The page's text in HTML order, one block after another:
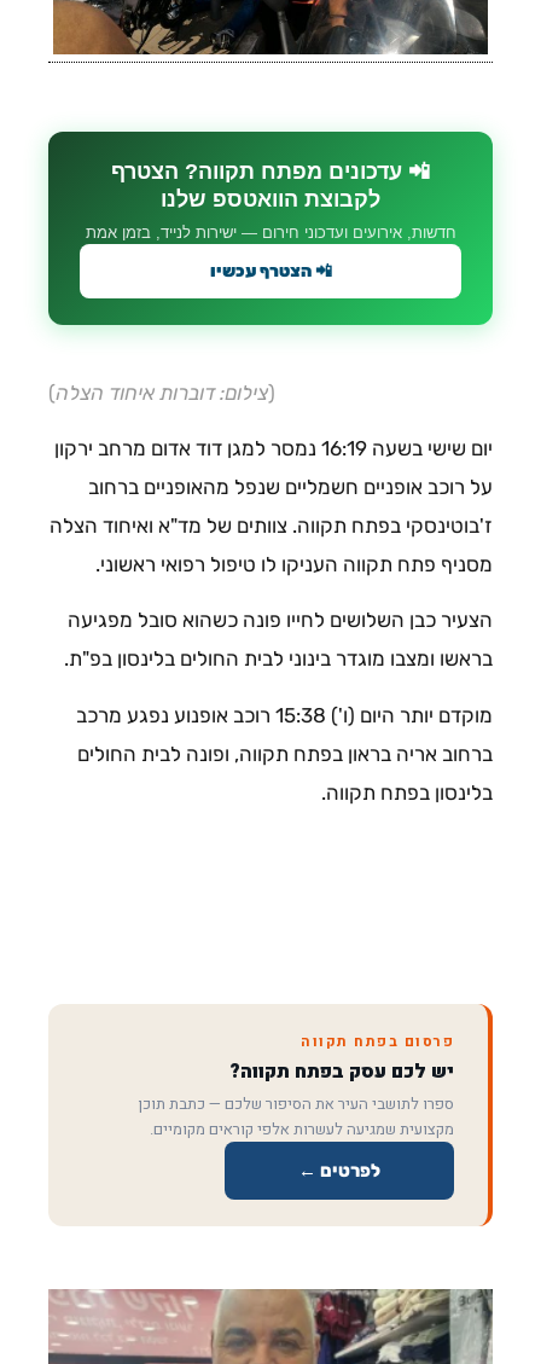
📲 עדכונים מפתח תקווה? הצטרף
לקבוצת הוואטספ שלנו
חדשות, אירועים ועדכוני חירום — ישירות לנייד, בזמן אמת
📲 הצטרף עכשיו
(צילום: דוברות איחוד הצלה)
יום שישי בשעה 16:19 נמסר למגן דוד אדום מרחב ירקון
על רוכב אופניים חשמליים שנפל מהאופניים ברחוב
ז'בוטינסקי בפתח תקווה. צוותים של מד"א ואיחוד הצלה
מסניף פתח תקווה העניקו לו טיפול רפואי ראשוני.
הצעיר כבן השלושים לחייו פונה כשהוא סובל מפגיעה
בראשו ומצבו מוגדר בינוני לבית החולים בלינסון בפ"ת.
מוקדם יותר היום (ו') 15:38 רוכב אופנוע נפגע מרכב
ברחוב אריה בראון בפתח תקווה, ופונה לבית החולים
בלינסון בפתח תקווה.
פרסום בפתח תקווה
יש לכם עסק בפתח תקווה?
ספרו לתושבי העיר את הסיפור שלכם — כתבת תוכן
מקצועית שמגיעה לעשרות אלפי קוראים מקומיים.
לפרטים ←